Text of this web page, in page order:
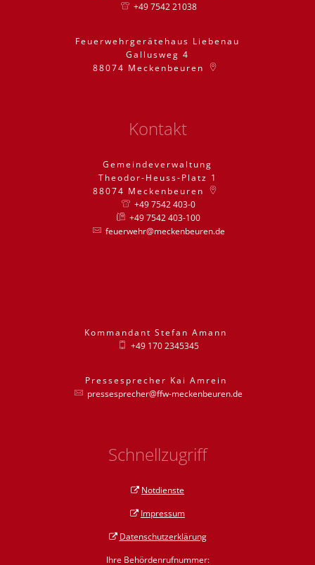
+49 7542 21038
Feuerwehrgerätehaus Liebenau
Gallusweg 4
88074 Meckenbeuren
Kontakt
Gemeindeverwaltung
Theodor-Heuss-Platz 1
88074 Meckenbeuren
+49 7542 403-0
+49 7542 403-100
feuerwehr@meckenbeuren.de
Kommandant Stefan Amann
+49 170 2345345
Pressesprecher Kai Amrein
pressesprecher@ffw-meckenbeuren.de
Schnellzugriff
Notdienste
Impressum
Datenschutzerklärung
Ihre Behördenrufnummer: